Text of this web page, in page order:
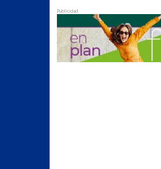
Publicidad